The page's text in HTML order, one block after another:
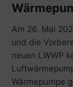
Am 26. Mai
und die
neuen LWWP
Wärmepumpe